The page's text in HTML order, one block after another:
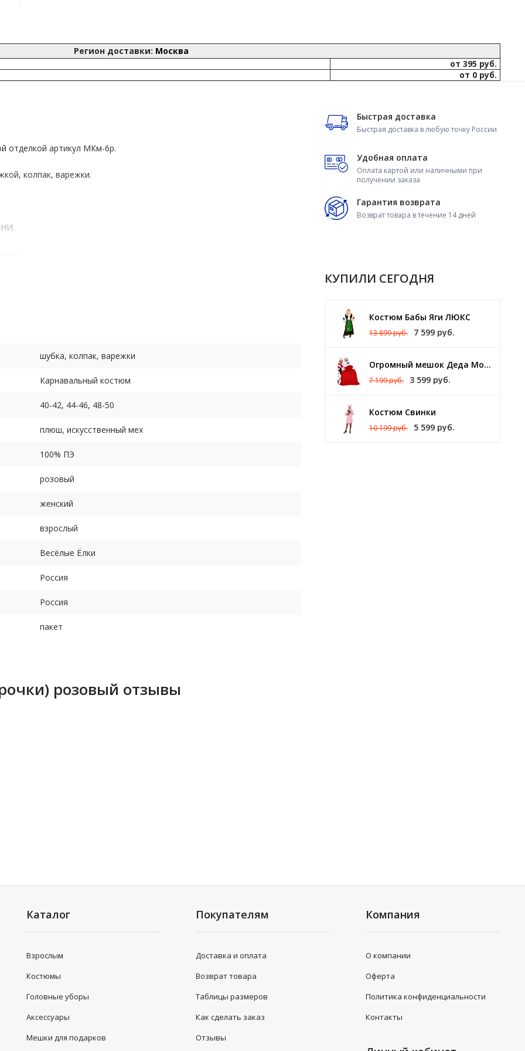
Регион доставки: Москва
от 395 руб.
от 0 руб.
Быстрая доставка
Быстрая доставка в любую точку России
Удобная оплата
Оплата картой или наличными при
получении заказа
Гарантия возврата
Возврат товара в течение 14 дней
КУПИЛИ СЕГОДНЯ
Костюм Бабы Яги ЛЮКС
13 899 руб. 7 599 руб.
Огромный мешок Деда Мороза 140 х 150 см
7 199 руб. 3 599 руб.
Костюм Свинки
10 199 руб. 5 599 руб.
отделкой артикул МКм-6р.
колпак, варежки.
шубка, колпак, варежки
Карнавальный костюм
40-42, 44-46, 48-50
плюш, искусственный мех
100% ПЭ
розовый
женский
взрослый
Весёлые Ёлки
Россия
Россия
пакет
розовый отзывы
Каталог
Взрослым
Костюмы
Головные уборы
Аксессуары
Мешки для подарков
Покупателям
Доставка и оплата
Возврат товара
Таблицы размеров
Как сделать заказ
Отзывы
Компания
О компании
Оферта
Политика конфиденциальности
Контакты